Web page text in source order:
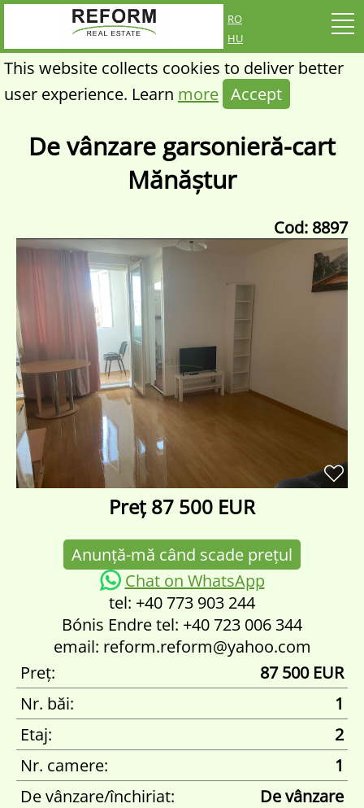
ro
hu
This website collects cookies to deliver better
user experience. Learn more Accept
De vânzare garsonieră-cart
Mănăștur
Cod: 8897
Preț 87 500 EUR
Anunță-mă când scade prețul
Chat on WhatsApp
tel: +40 773 903 244
Bónis Endre tel: +40 723 006 344
email: reform.reform@yahoo.com
Preț:
87 500 EUR
Nr. băi:
1
Etaj:
2
Nr. camere:
1
De vânzare/închiriat:
De vânzare